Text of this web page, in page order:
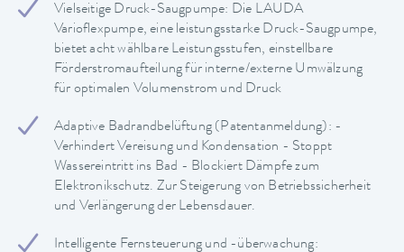
Vielseitige Druck-Saugpumpe: Die LAUDA
Varioflexpumpe, eine leistungsstarke Druck-Saugpumpe,
bietet acht wählbare Leistungsstufen, einstellbare
Förderstromaufteilung für interne/externe Umwälzung
für optimalen Volumenstrom und Druck
Adaptive Badrandbelüftung (Patentanmeldung): -
Verhindert Vereisung und Kondensation - Stoppt
Wassereintritt ins Bad - Blockiert Dämpfe zum
Elektronikschutz. Zur Steigerung von Betriebssicherheit
und Verlängerung der Lebensdauer.
Intelligente Fernsteuerung und -überwachung: